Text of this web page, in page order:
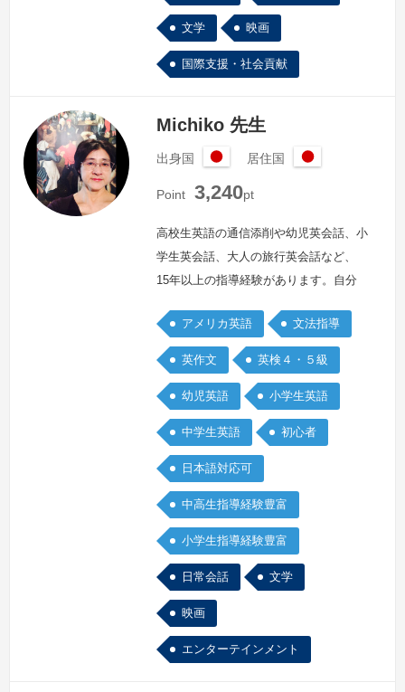
文学 映画
国際支援・社会貢献
Michiko 先生
出身国
日
本
居住国
日
Point 3,240pt
高校生英語の通信添削や幼児英会話、小
学生英会話、大人の旅行英会話など、
15年以上の指導経験があります。自分
歌いたい一心で英語を熱心に勉強した経
験から、好きなことを通じて、興味のあ
る分野を足掛かりに学ぶ楽しさを伝える
ことができればと思います。子ども連れ
でカリフォルニア州に駐在した経験も幼
児英会話レッスンに活かしてきました。
小学生クラスでは、色々なことに興味を
持ち、…続きを見る »
アメリカ英語 文法指導
英作文 英検４・５級
幼児英語 小学生英語
中学生英語 初心者
日本語対応可
中高生指導経験豊富
小学生指導経験豊富
日常会話 文学
映画
エンターテインメント